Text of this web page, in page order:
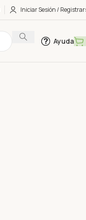
Iniciar Sesión /
Ayuda